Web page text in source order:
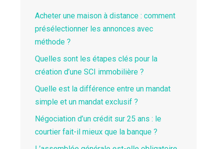
Acheter une maison à distance : comment
présélectionner les annonces avec
méthode ?
Quelles sont les étapes clés pour la
création d’une SCI immobilière ?
Quelle est la différence entre un mandat
simple et un mandat exclusif ?
Négociation d’un crédit sur 25 ans : le
courtier fait-il mieux que la banque ?